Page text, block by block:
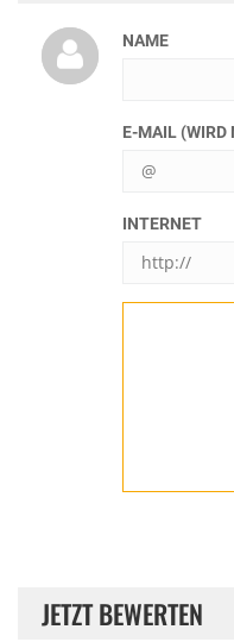
NAME
E-MAIL (WIRD
INTERNET
JETZT BEWERTEN